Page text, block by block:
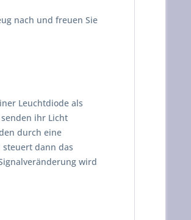
nach und freuen Sie
Leuchtdiode als
ihr Licht
durch eine
dann das
wird